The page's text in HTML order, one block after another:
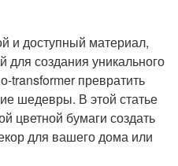
и доступный материал,
для создания уникального
превратить
шедевры. В этой статье
цветной бумаги создать
для вашего дома или